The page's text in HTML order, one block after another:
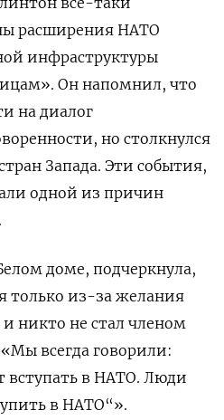
расширения НАТО
инфраструктуры
Он напомнил, что
на диалог
но столкнулся
Запада. Эти события,
одной из причин
доме, подчеркнула,
только из-за желания
и никто не стал членом
всегда говорили:
вступать в НАТО. Люди
в НАТО“».